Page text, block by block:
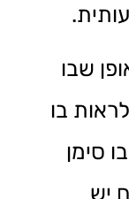
שבו
בו
סימן
יש